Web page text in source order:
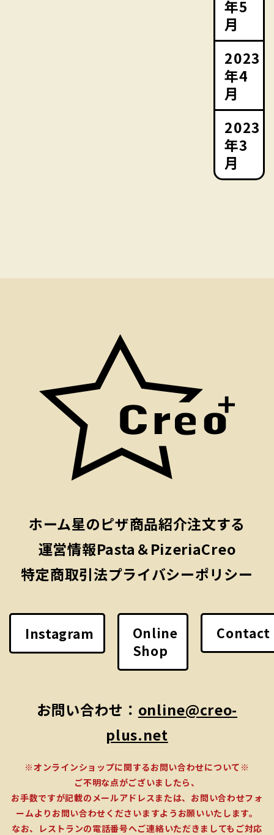
年5
月
2023
年4
月
2023
年3
月
ホーム星のピザ商品紹介注文する
運営情報Pasta＆PizeriaCreo
特定商取引法プライバシーポリシー
Instagram
Online
Shop
Contact
お問い合わせ： online@creo-
plus.net
※オンラインショップに関するお問い合わせについて※
ご不明な点がございましたら、
お手数ですが記載のメールアドレスまたは、お問い合わせフォ
ームよりお問い合わせくださいますようお願いいたします。
なお、レストランの電話番号へご連絡いただきましてもご対応